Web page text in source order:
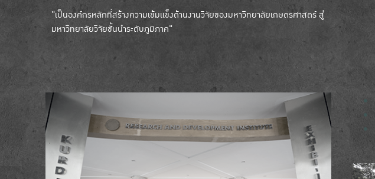
"เป็นองค์กรหลักที่สร้างความเข้มแข็งด้านงานวิจัยของมหาวิทยาลัยเกษตรศาสตร์ สู่
มหาวิทยาลัยวิจัยชั้นนำระดับภูมิภาค"